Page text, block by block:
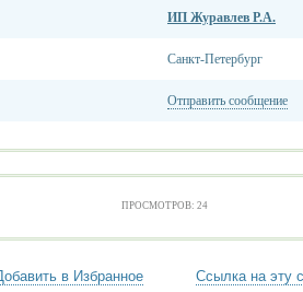
ИП Журавлев Р.А.
Санкт-Петербург
Отправить сообщение
ПРОСМОТРОВ: 24
в Избранное Ссылка на эту